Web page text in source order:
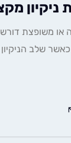
מקצועית
דורש היערכות
הניקיון הוא אחד